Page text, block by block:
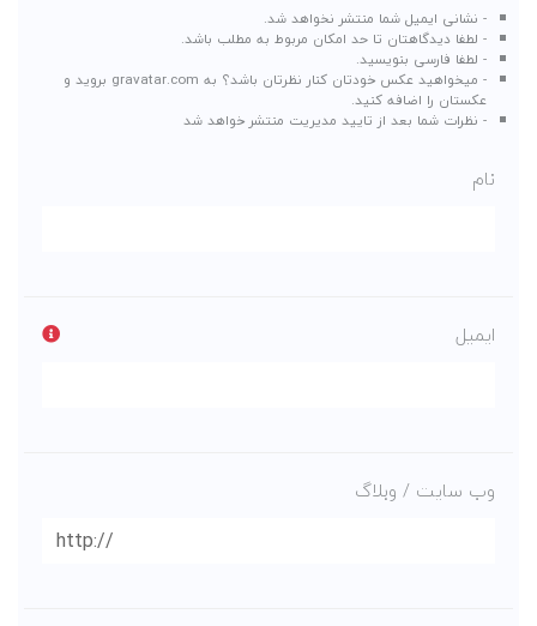
- نشانی ایمیل شما منتشر نخواهد شد.
- لطفا دیدگاهتان تا حد امکان مربوط به مطلب باشد.
- لطفا فارسی بنویسید.
- میخواهید عکس خودتان کنار نظرتان باشد؟ به gravatar.com بروید و
عکستان را اضافه کنید.
- نظرات شما بعد از تایید مدیریت منتشر خواهد شد
نام
ایمیل
وب سایت / وبلاگ